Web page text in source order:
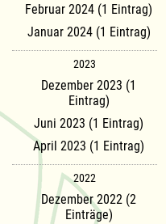
Februar 2024 (1 Eintrag)
Januar 2024 (1 Eintrag)
2023
Dezember 2023 (1
Eintrag)
Juni 2023 (1 Eintrag)
April 2023 (1 Eintrag)
2022
Dezember 2022 (2
Einträge)